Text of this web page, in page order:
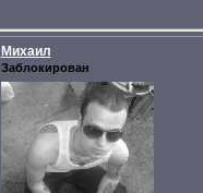
Михаил
Заблокирован